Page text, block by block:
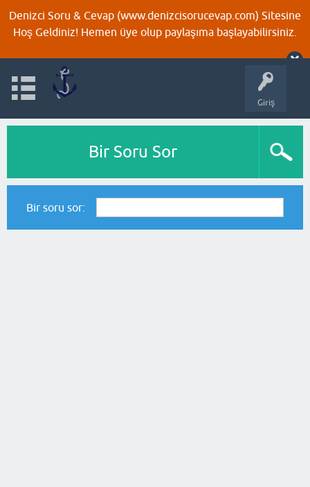
Denizci Soru & Cevap (www.denizcisorucevap.com) Sitesine
Hoş Geldiniz! Hemen üye olup paylaşıma başlayabilirsiniz.
Giriş
Bir Soru Sor
Bir soru sor: